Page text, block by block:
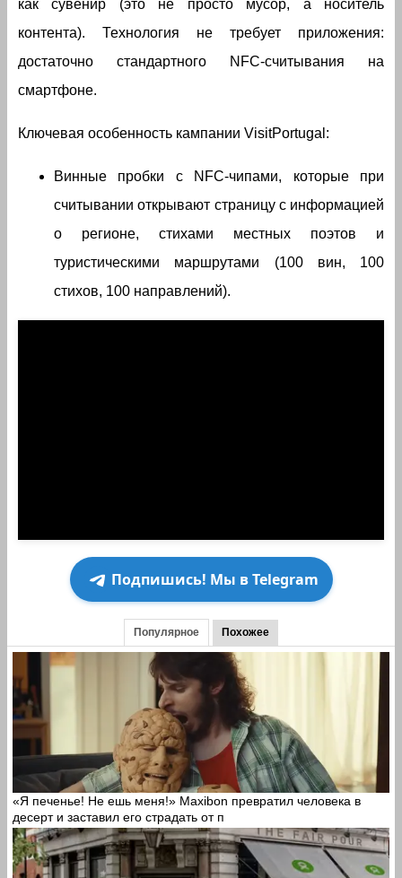
как сувенир (это не просто мусор, а носитель
контента). Технология не требует приложения:
достаточно стандартного NFC-считывания на
смартфоне.
Ключевая особенность кампании VisitPortugal:
Винные пробки с NFC-чипами, которые при
считывании открывают страницу с информацией
о регионе, стихами местных поэтов и
туристическими маршрутами (100 вин, 100
стихов, 100 направлений).
Подпишись! Мы в Telegram
Популярное Похожее
«Я печенье! Не ешь меня!» Maxibon превратил человека в
десерт и заставил его страдать от п